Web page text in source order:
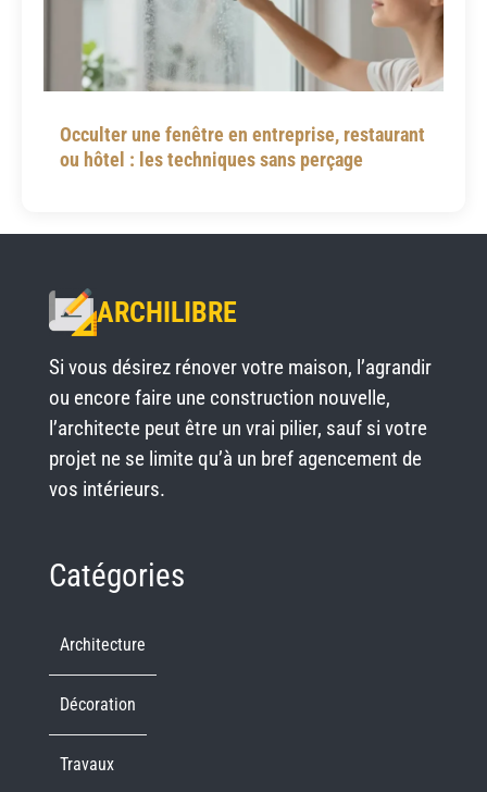
Occulter une fenêtre en entreprise, restaurant
ou hôtel : les techniques sans perçage
ARCHILIBRE
Si vous désirez rénover votre maison, l’agrandir
ou encore faire une construction nouvelle,
l’architecte peut être un vrai pilier, sauf si votre
projet ne se limite qu’à un bref agencement de
vos intérieurs.
Catégories
Architecture
Décoration
Travaux